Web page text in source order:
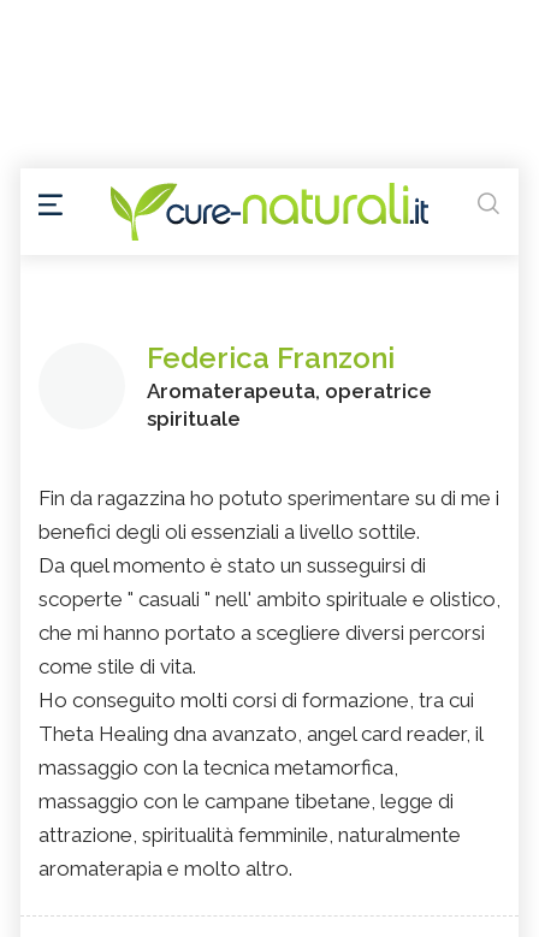
Federica Franzoni
Aromaterapeuta, operatrice
spirituale
Fin da ragazzina ho potuto sperimentare su di me i
benefici degli oli essenziali a livello sottile.
Da quel momento è stato un susseguirsi di
scoperte " casuali " nell' ambito spirituale e olistico,
che mi hanno portato a scegliere diversi percorsi
come stile di vita.
Ho conseguito molti corsi di formazione, tra cui
Theta Healing dna avanzato, angel card reader, il
massaggio con la tecnica metamorfica,
massaggio con le campane tibetane, legge di
attrazione, spiritualità femminile, naturalmente
aromaterapia e molto altro.